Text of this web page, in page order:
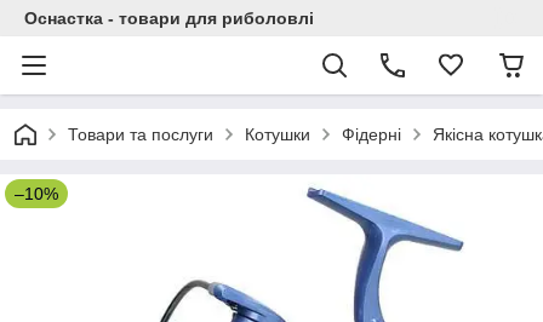
Оснастка - товари для риболовлі
Товари та послуги Котушки Фідерні Якісна
–10%